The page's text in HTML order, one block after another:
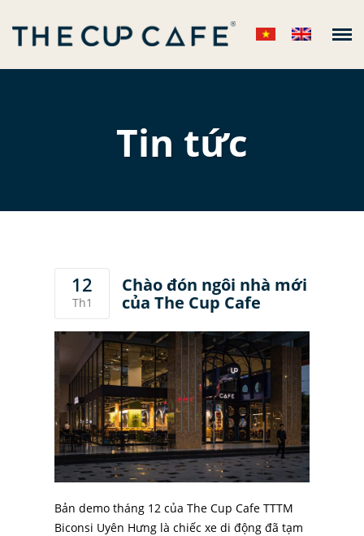
VỀ CHÚNG TÔI
CỬA HÀNG
The Cup Cafe
Tin tức
12
Th1
Chào đón ngôi nhà mới
của The Cup Cafe
Bản demo tháng 12 của The Cup Cafe TTTM
Biconsi Uyên Hưng là chiếc xe di động đã tạm